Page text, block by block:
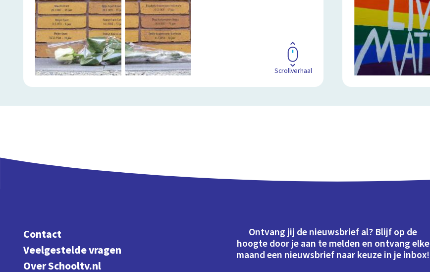
Scrollverhaal
Contact
Veelgestelde vragen
Over Schooltv.nl
Ontvang jij de nieuwsbrief al? Blijf op de
hoogte door je aan te melden en ontvang elke
maand een nieuwsbrief naar keuze in je inbox!